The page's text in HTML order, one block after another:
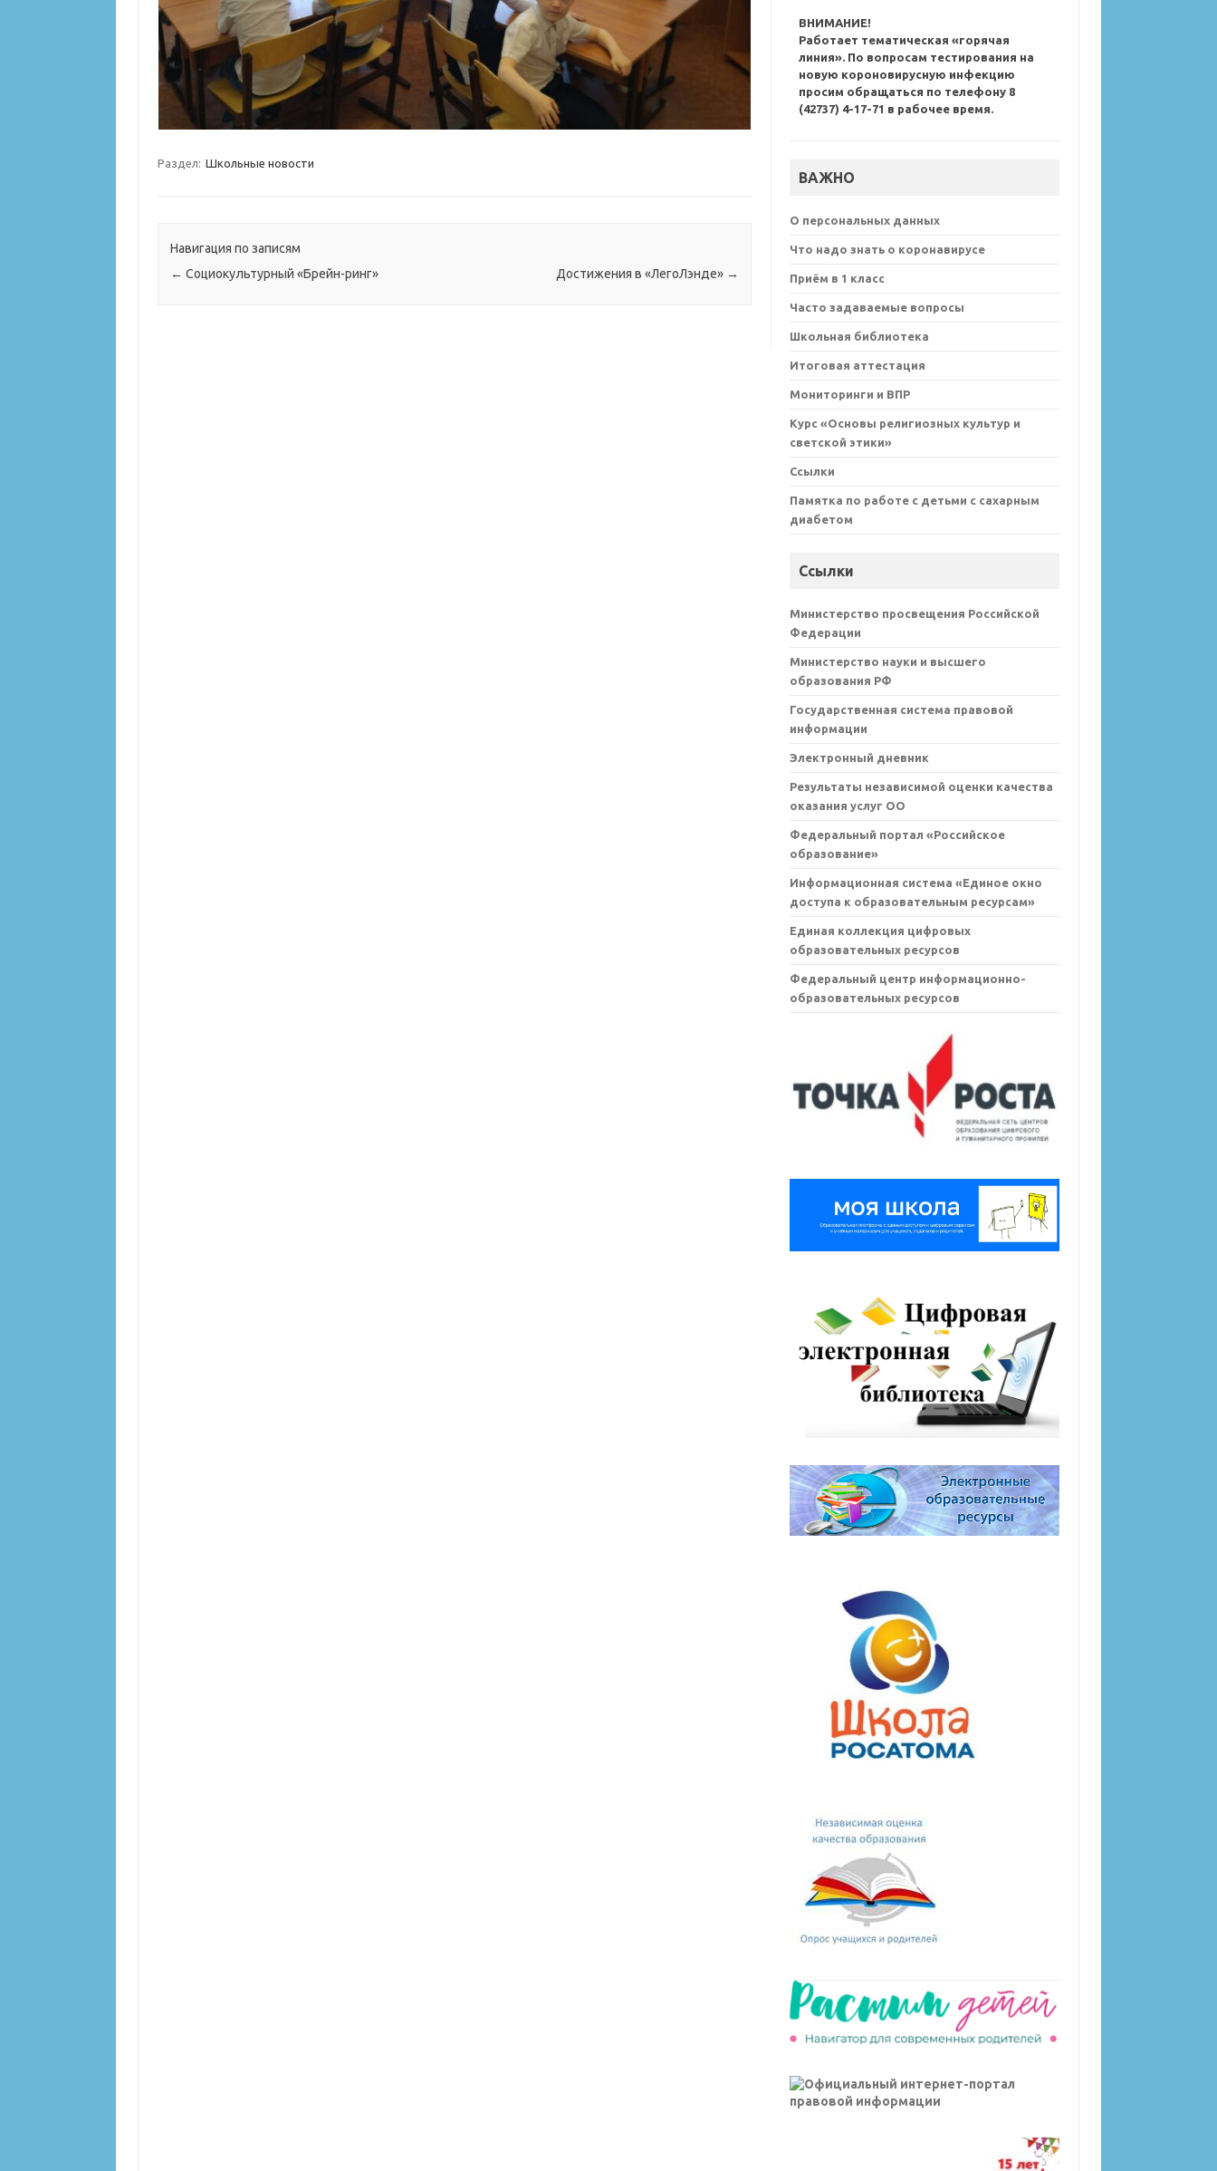
Раздел: Школьные новости
Навигация по записям
← Социокультурный «Брейн-ринг» Достижения в «ЛегоЛэнде» →
ВНИМАНИЕ!
Работает тематическая «горячая
линия». По вопросам тестирования на
новую короновирусную инфекцию
просим обращаться по телефону 8
(42737) 4-17-71 в рабочее время.
ВАЖНО
О персональных данных
Что надо знать о коронавирусе
Приём в 1 класс
Часто задаваемые вопросы
Школьная библиотека
Итоговая аттестация
Мониторинги и ВПР
Курс «Основы религиозных культур и
светской этики»
Ссылки
Памятка по работе с детьми с сахарным
диабетом
Ссылки
Министерство просвещения Российской
Федерации
Министерство науки и высшего
образования РФ
Государственная система правовой
информации
Электронный дневник
Результаты независимой оценки качества
оказания услуг ОО
Федеральный портал «Российское
образование»
Информационная система «Единое окно
доступа к образовательным ресурсам»
Единая коллекция цифровых
образовательных ресурсов
Федеральный центр информационно-
образовательных ресурсов